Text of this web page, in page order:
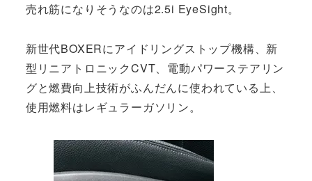
売れ筋になりそうなのは2.5i EyeSight。
新世代BOXERにアイドリングストップ機構、新
型リニアトロニックCVT、電動パワーステアリン
グと燃費向上技術がふんだんに使われている上、
使用燃料はレギュラーガソリン。